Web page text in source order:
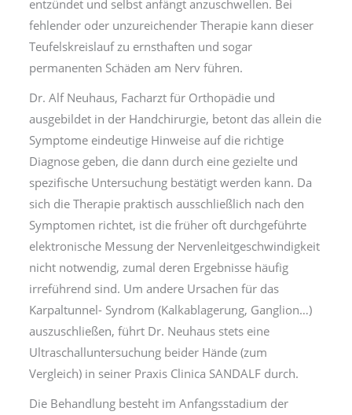
entzündet und selbst anfängt anzuschwellen. Bei
fehlender oder unzureichender Therapie kann dieser
Teufelskreislauf zu ernsthaften und sogar
permanenten Schäden am Nerv führen.
Dr. Alf Neuhaus, Facharzt für Orthopädie und
ausgebildet in der Handchirurgie, betont das allein die
Symptome eindeutige Hinweise auf die richtige
Diagnose geben, die dann durch eine gezielte und
spezifische Untersuchung bestätigt werden kann. Da
sich die Therapie praktisch ausschließlich nach den
Symptomen richtet, ist die früher oft durchgeführte
elektronische Messung der Nervenleitgeschwindigkeit
nicht notwendig, zumal deren Ergebnisse häufig
irreführend sind. Um andere Ursachen für das
Karpaltunnel- Syndrom (Kalkablagerung, Ganglion…)
auszuschließen, führt Dr. Neuhaus stets eine
Ultraschalluntersuchung beider Hände (zum
Vergleich) in seiner Praxis Clinica SANDALF durch.
Die Behandlung besteht im Anfangsstadium der